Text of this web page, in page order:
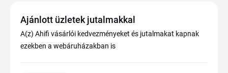
Ajánlott üzletek jutalmakkal
A(z) Ahifi vásárlói kedvezményeket és jutalmakat kapnak
ezekben a webáruházakban is